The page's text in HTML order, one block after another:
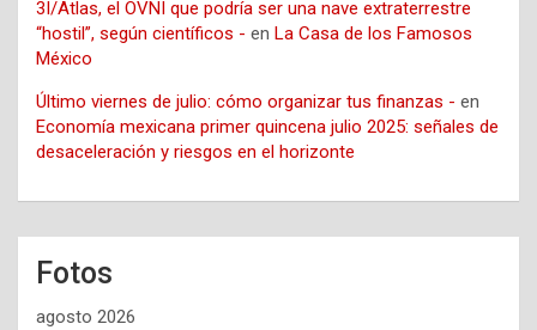
3I/Atlas, el OVNI que podría ser una nave extraterrestre
“hostil”, según científicos - en La Casa de los Famosos
México
Último viernes de julio: cómo organizar tus finanzas - en
Economía mexicana primer quincena julio 2025: señales de
desaceleración y riesgos en el horizonte
Fotos
agosto 2026